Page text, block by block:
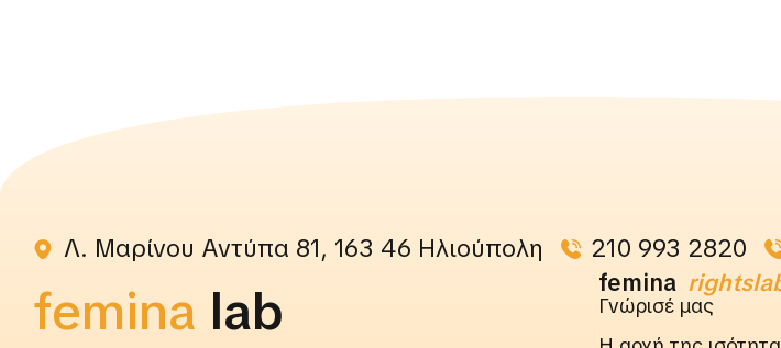
Λ. Μαρίνου Αντύπα 81, 163 46 Ηλιούπολη 210 993 2820
femina rightslab femina
Γνώρισέ μας